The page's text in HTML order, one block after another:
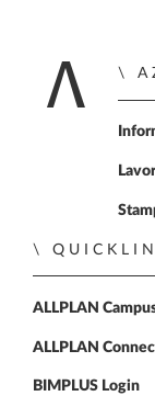
ALLPLAN
ALLPLAN
BIMPLUS Login